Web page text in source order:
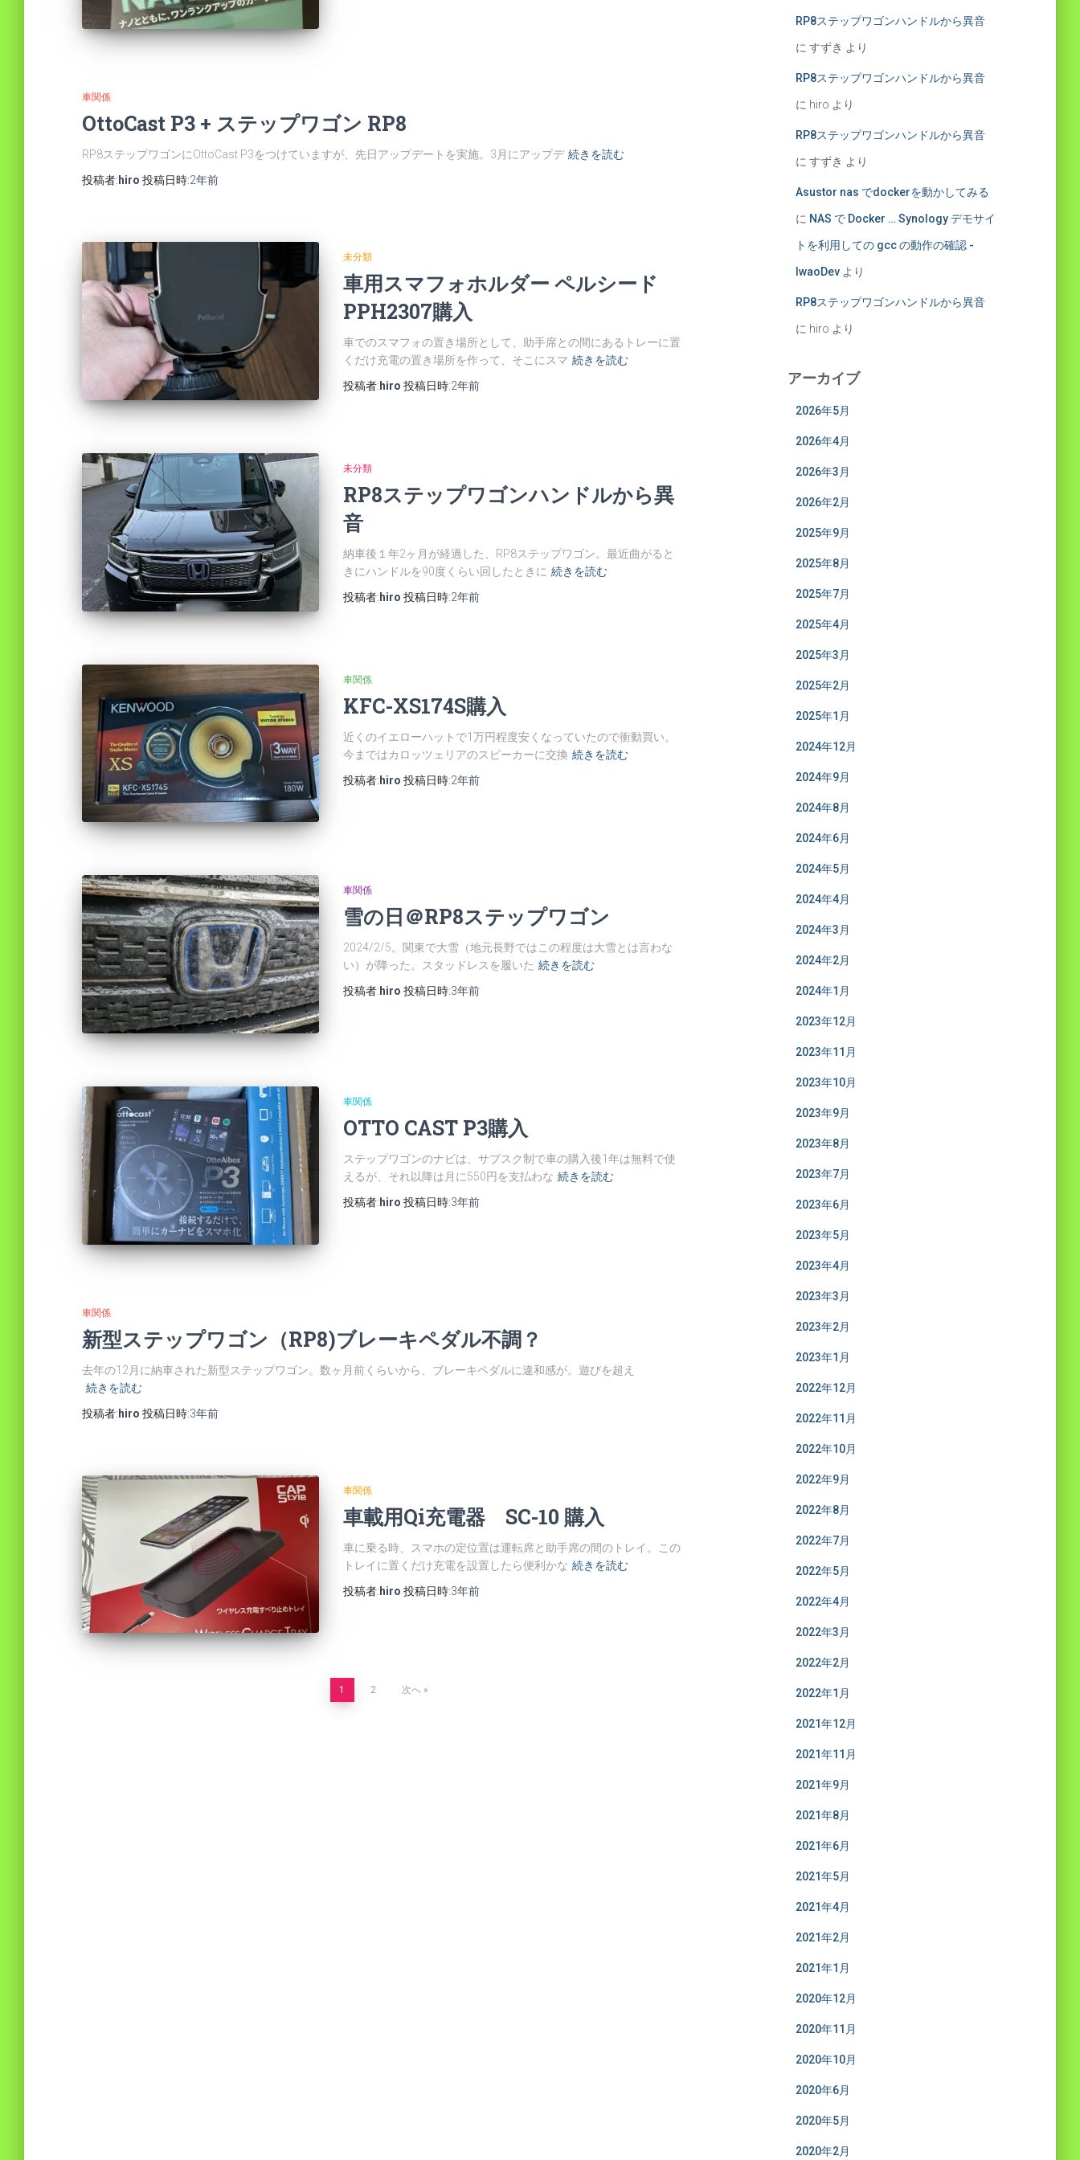
車関係
OttoCast P3 + ステップワゴン RP8
RP8ステップワゴンにOttoCast P3をつけていますが、先日アップデートを実施。3月にアップデ 続きを読む
投稿者: hiro 投稿日時:2年前
未分類
車用スマフォホルダー ペルシード
PPH2307購入
車でのスマフォの置き場所として、助手席との間にあるトレーに置
くだけ充電の置き場所を作って、そこにスマ 続きを読む
投稿者: hiro 投稿日時:2年前
未分類
RP8ステップワゴンハンドルから異
音
納車後１年2ヶ月が経過した、RP8ステップワゴン。最近曲がると
きにハンドルを90度くらい回したときに 続きを読む
投稿者: hiro 投稿日時:2年前
車関係
KFC-XS174S購入
近くのイエローハットで1万円程度安くなっていたので衝動買い。
今まではカロッツェリアのスピーカーに交換 続きを読む
投稿者: hiro 投稿日時:2年前
車関係
雪の日＠RP8ステップワゴン
2024/2/5。関東で大雪（地元長野ではこの程度は大雪とは言わな
い）が降った。スタッドレスを履いた 続きを読む
投稿者: hiro 投稿日時:3年前
車関係
OTTO CAST P3購入
ステップワゴンのナビは、サブスク制で車の購入後1年は無料で使
えるが、それ以降は月に550円を支払わな 続きを読む
投稿者: hiro 投稿日時:3年前
車関係
新型ステップワゴン（RP8)ブレーキペダル不調？
去年の12月に納車された新型ステップワゴン。数ヶ月前くらいから、ブレーキペダルに違和感が。遊びを超え
続きを読む
投稿者:hiro 投稿日時:3年前
車関係
車載用Qi充電器 SC-10 購入
車に乗る時、スマホの定位置は運転席と助手席の間のトレイ。この
トレイに置くだけ充電を設置したら便利かな 続きを読む
投稿者:hiro 投稿日時:3年前
1 2 次へ
RP8ステップワゴンハンドルから異音
に すずき より
RP8ステップワゴンハンドルから異音
に hiro より
RP8ステップワゴンハンドルから異音
に すずき より
Asustor nas でdockerを動かしてみる
に NAS で Docker … Synology デモサイ
トを利用しての gcc の動作の確認 -
IwaoDevより
RP8ステップワゴンハンドルから異音
に hiro より
アーカイブ
2026年5月
2026年4月
2026年3月
2026年2月
2025年9月
2025年8月
2025年7月
2025年4月
2025年3月
2025年2月
2025年1月
2024年12月
2024年9月
2024年8月
2024年6月
2024年5月
2024年4月
2024年3月
2024年2月
2024年1月
2023年12月
2023年11月
2023年10月
2023年9月
2023年8月
2023年7月
2023年6月
2023年5月
2023年4月
2023年3月
2023年2月
2023年1月
2022年12月
2022年11月
2022年10月
2022年9月
2022年8月
2022年7月
2022年5月
2022年4月
2022年3月
2022年2月
2022年1月
2021年12月
2021年11月
2021年9月
2021年8月
2021年6月
2021年5月
2021年4月
2021年2月
2021年1月
2020年12月
2020年11月
2020年10月
2020年6月
2020年5月
2020年2月